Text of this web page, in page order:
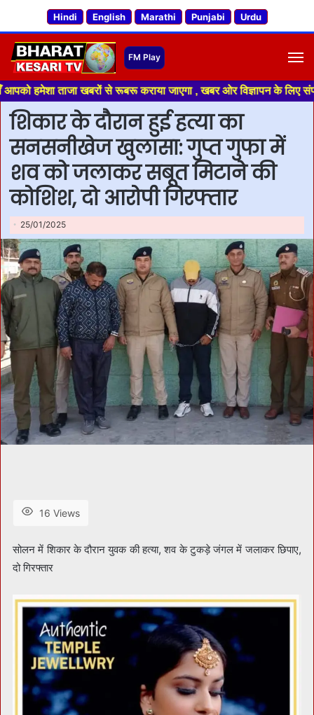
Hindi English Marathi Punjabi Urdu
खबरों से रूबरू कराया जाएगा , खबर ओर विज्ञापन के लिए संपर्क करे
शिकार के दौरान हुई हत्या का
सनसनीखेज खुलासा: गुप्त गुफा में
शव को जलाकर सबूत मिटाने की
कोशिश, दो आरोपी गिरफ्तार
25/01/2025
16 Views
सोलन में शिकार के दौरान युवक की हत्या, शव के टुकड़े जंगल में जलाकर छिपाए,
दो गिरफ्तार